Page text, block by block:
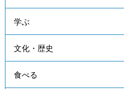
学ぶ
文化・歴史
食べる